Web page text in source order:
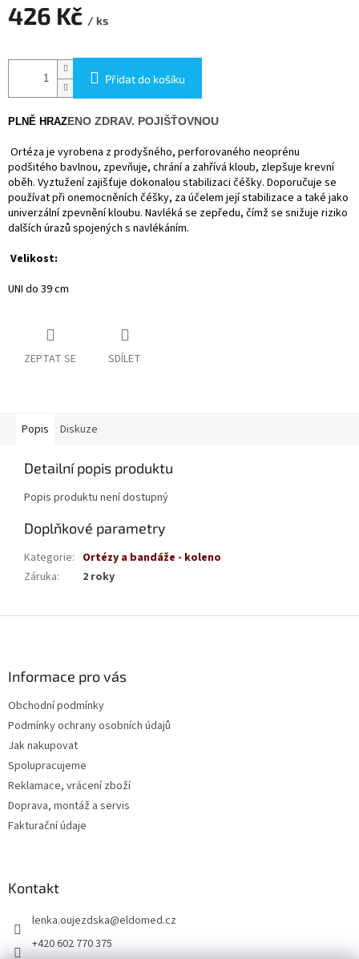
426 Kč / ks
cena:
Přidat do košíku
PLNĚ HRAZENO ZDRAV. POJIŠŤOVNOU
Ortéza je vyrobena z prodyšného, perforovaného neoprénu
podšitého bavlnou, zpevňuje, chrání a zahřívá kloub, zlepšuje krevní
oběh. Vyztužení zajišťuje dokonalou stabilizaci čéšky. Doporučuje se
používat při onemocněních čéšky, za účelem její stabilizace a také jako
univerzální zpevnění kloubu. Navléká se zepředu, čímž se snižuje riziko
dalších úrazů spojených s navlékáním.
Velikost:
UNI do 39 cm
ZEPTAT SE SDÍLET
Popis Diskuze
Detailní popis produktu
Popis produktu není dostupný
Doplňkové parametry
Kategorie: Ortézy a bandáže - koleno
Záruka: 2 roky
Informace pro vás
Obchodní podmínky
Podmínky ochrany osobních údajů
Jak nakupovat
Spolupracujeme
Reklamace, vrácení zboží
Doprava, montáž a servis
Fakturační údaje
Kontakt
lenka.oujezdska@eldomed.cz
+420 602 770 375